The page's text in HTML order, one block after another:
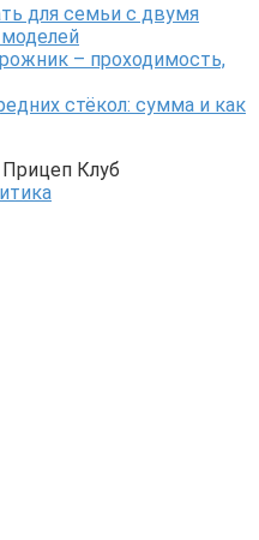
для семьи с двумя
– проходимость,
стёкол: сумма и как
Клуб